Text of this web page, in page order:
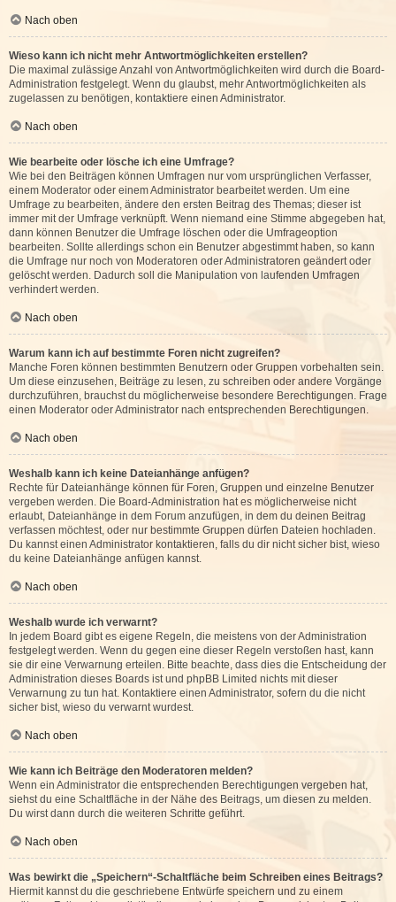
Nach oben
Wieso kann ich nicht mehr Antwortmöglichkeiten erstellen?
Die maximal zulässige Anzahl von Antwortmöglichkeiten wird durch die Board-
Administration festgelegt. Wenn du glaubst, mehr Antwortmöglichkeiten als
zugelassen zu benötigen, kontaktiere einen Administrator.
Nach oben
Wie bearbeite oder lösche ich eine Umfrage?
Wie bei den Beiträgen können Umfragen nur vom ursprünglichen Verfasser,
einem Moderator oder einem Administrator bearbeitet werden. Um eine
Umfrage zu bearbeiten, ändere den ersten Beitrag des Themas; dieser ist
immer mit der Umfrage verknüpft. Wenn niemand eine Stimme abgegeben hat,
dann können Benutzer die Umfrage löschen oder die Umfrageoption
bearbeiten. Sollte allerdings schon ein Benutzer abgestimmt haben, so kann
die Umfrage nur noch von Moderatoren oder Administratoren geändert oder
gelöscht werden. Dadurch soll die Manipulation von laufenden Umfragen
verhindert werden.
Nach oben
Warum kann ich auf bestimmte Foren nicht zugreifen?
Manche Foren können bestimmten Benutzern oder Gruppen vorbehalten sein.
Um diese einzusehen, Beiträge zu lesen, zu schreiben oder andere Vorgänge
durchzuführen, brauchst du möglicherweise besondere Berechtigungen. Frage
einen Moderator oder Administrator nach entsprechenden Berechtigungen.
Nach oben
Weshalb kann ich keine Dateianhänge anfügen?
Rechte für Dateianhänge können für Foren, Gruppen und einzelne Benutzer
vergeben werden. Die Board-Administration hat es möglicherweise nicht
erlaubt, Dateianhänge in dem Forum anzufügen, in dem du deinen Beitrag
verfassen möchtest, oder nur bestimmte Gruppen dürfen Dateien hochladen.
Du kannst einen Administrator kontaktieren, falls du dir nicht sicher bist, wieso
du keine Dateianhänge anfügen kannst.
Nach oben
Weshalb wurde ich verwarnt?
In jedem Board gibt es eigene Regeln, die meistens von der Administration
festgelegt werden. Wenn du gegen eine dieser Regeln verstoßen hast, kann
sie dir eine Verwarnung erteilen. Bitte beachte, dass dies die Entscheidung der
Administration dieses Boards ist und phpBB Limited nichts mit dieser
Verwarnung zu tun hat. Kontaktiere einen Administrator, sofern du die nicht
sicher bist, wieso du verwarnt wurdest.
Nach oben
Wie kann ich Beiträge den Moderatoren melden?
Wenn ein Administrator die entsprechenden Berechtigungen vergeben hat,
siehst du eine Schaltfläche in der Nähe des Beitrags, um diesen zu melden.
Du wirst dann durch die weiteren Schritte geführt.
Nach oben
Was bewirkt die „Speichern“-Schaltfläche beim Schreiben eines Beitrags?
Hiermit kannst du die geschriebene Entwürfe speichern und zu einem